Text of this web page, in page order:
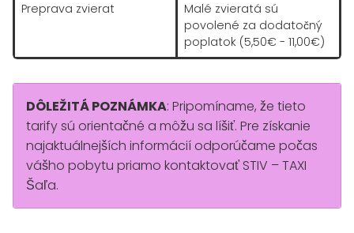
Preprava zvierat
Malé zvieratá sú
povolené za dodatočný
poplatok (5,50€ - 11,00€)
DÔLEŽITÁ POZNÁMKA: Pripomíname, že tieto
tarify sú orientačné a môžu sa líšiť. Pre získanie
najaktuálnejších informácií odporúčame počas
vášho pobytu priamo kontaktovať STIV – TAXI
Šaľa.